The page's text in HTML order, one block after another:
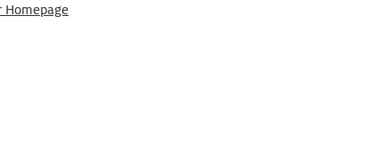
Homepage